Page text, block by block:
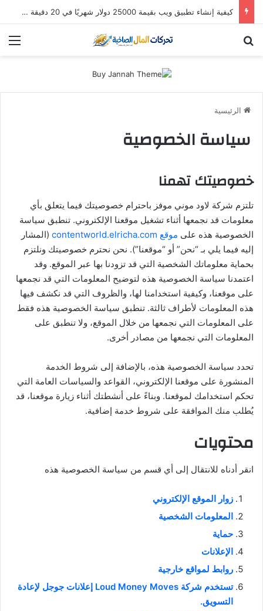
استثمار “سالك” في 2026: هل لا تزال أسهم دبي الذهبية تُدر أرباحاً؟ (دليل التوزيعات والعوائد)
الرئيسية
سياسة الخصوصية
خصوصيتك تهمنا
تلتزم شركة لاود موني موفز باحترام خصوصيتك فيما يتعلق بأي
معلومات قد نجمعها أثناء تشغيل موقعنا الإلكتروني. تنطبق سياسة
الخصوصية هذه على موقع contentworld.elricha.com
(المشار
إليه فيما يلي بـ “نحن” أو “موقعنا”). نحن نحترم خصوصيتك ونلتزم
بحماية معلوماتك الشخصية التي قد تزودنا بها عبر الموقع. وقد
اعتمدنا سياسة الخصوصية هذه لتوضيح المعلومات التي قد نجمعها
على موقعنا، وكيفية استخدامنا لها، والظروف التي قد نكشف فيها
هذه المعلومات لأطراف ثالثة. تنطبق سياسة الخصوصية هذه فقط
على المعلومات التي نجمعها من خلال الموقع، ولا تنطبق على
المعلومات التي نجمعها من مصادر أخرى.
تحدد سياسة الخصوصية هذه، بالإضافة إلى شروط الخدمة
المنشورة على موقعنا الإلكتروني، القواعد والسياسات العامة التي
تحكم استخدامك لموقعنا. وبناءً على أنشطتك أثناء زيارة موقعنا، قد
يُطلب منك الموافقة على شروط خدمة إضافية.
محتويات
انقر أدناه للانتقال إلى أي قسم من سياسة الخصوصية هذه
زوار الموقع الإلكتروني
المعلومات الشخصية
حماية
الإعلانات
روابط لمواقع خارجية
تستخدم شركة Loud Money Moves إعلانات جوجل لإعادة
التسويق.